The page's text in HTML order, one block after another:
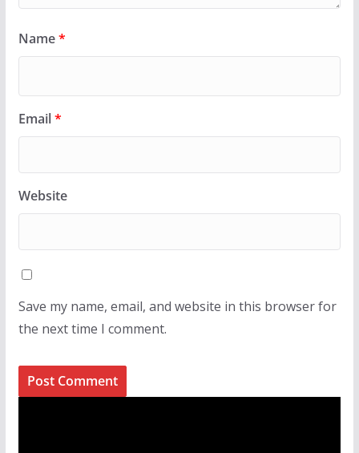
Name*
Email*
Website
Save my name, email, and website in this browser for
the next time I comment.